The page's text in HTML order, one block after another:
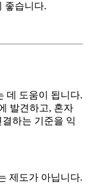
좋습니다.
데 도움이 됩니다.
발견하고, 혼자
하는 기준을 익
제도가 아닙니다.